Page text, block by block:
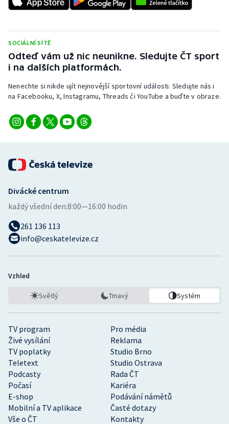
SOCIÁLNÍ SÍTĚ
Odteď vám už nic neunikne. Sledujte ČT sport
i na dalších platformách.
Nenechte si nikde ujít nejnovější sportovní události. Sledujte nás i
na Facebooku, X, Instagramu, Threads či YouTube a buďte v obraze.
TV program
Pro média
Živé vysílání
Reklama
TV poplatky
Studio Brno
Teletext
Studio Ostrava
Podcasty
Rada ČT
Počasí
Kariéra
E-shop
Podávání námětů
Mobilní a TV aplikace
Časté dotazy
Vše o ČT
Kontakty
Divácké centrum
každý všední den:8:00—16:00 hodin
261 136 113
info@ceskatelevize.cz
Vzhled
Světlý Tmavý Systém